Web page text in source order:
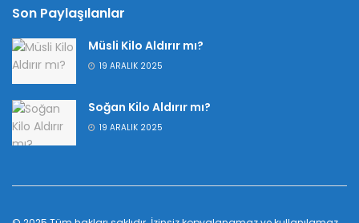
Son Paylaşılanlar
Müsli Kilo Aldırır mı?
19 ARALIK 2025
Soğan Kilo Aldırır mı?
19 ARALIK 2025